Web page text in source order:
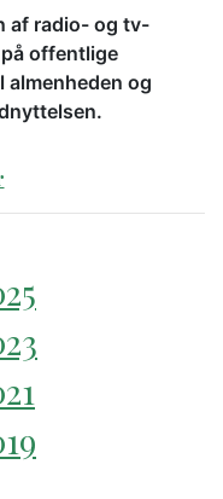
af radio- og tv-
offentlige
og